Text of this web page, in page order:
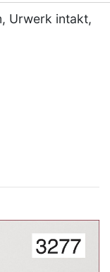
Urwerk intakt,